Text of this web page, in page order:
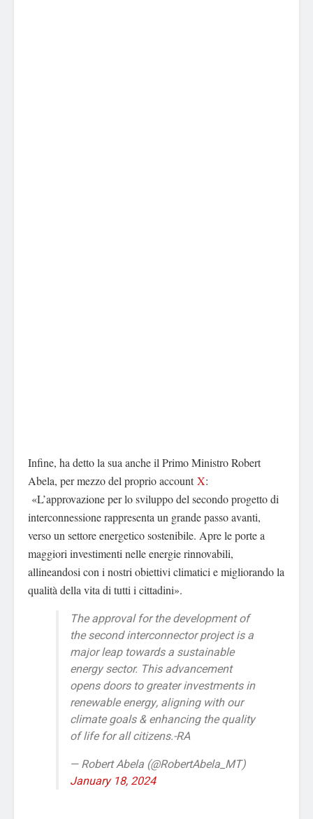
Infine, ha detto la sua anche il Primo Ministro Robert
Abela, per mezzo del proprio accountX:
«L’approvazione per lo sviluppo del secondo progetto di
interconnessione rappresenta un grande passo avanti,
verso un settore energetico sostenibile. Apre le porte a
maggiori investimenti nelle energie rinnovabili,
allineandosi con i nostri obiettivi climatici e migliorando la
qualità della vita di tutti i cittadini».
The approval for the development of
the second interconnector project is a
major leap towards a sustainable
energy sector. This advancement
opens doors to greater investments in
renewable energy, aligning with our
climate goals & enhancing the quality
of life for all citizens.-RA
— Robert Abela (@RobertAbela_MT)
January 18, 2024